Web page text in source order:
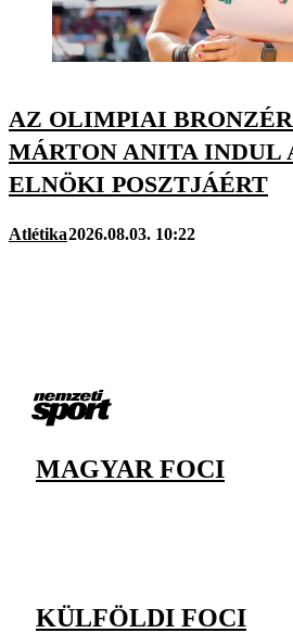
AZ OLIMPIAI
MÁRTON ANITA INDUL
ELNÖKI POSZTJÁÉRT
Atlétika2026.08.03. 10:22
MAGYAR FOCI
KÜLFÖLDI FOCI